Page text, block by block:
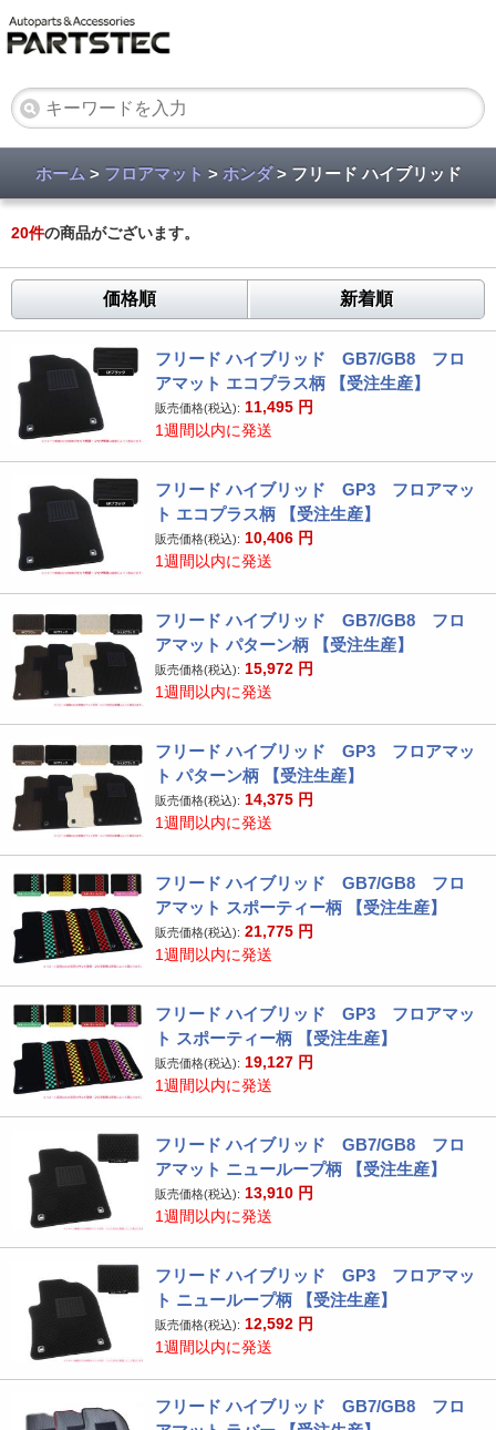
ホーム > フロアマット > ホンダ> フリード ハイブリッド
20件の商品がございます。
価格順 新着順
フリード ハイブリッド GB7/GB8 フロ
アマット エコプラス柄 【受注生産】
販売価格(税込): 11,495 円
1週間以内に発送
フリード ハイブリッド GP3 フロアマッ
ト エコプラス柄 【受注生産】
販売価格(税込): 10,406 円
1週間以内に発送
フリード ハイブリッド GB7/GB8 フロ
アマット パターン柄 【受注生産】
販売価格(税込): 15,972 円
1週間以内に発送
フリード ハイブリッド GP3 フロアマッ
ト パターン柄 【受注生産】
販売価格(税込): 14,375 円
1週間以内に発送
フリード ハイブリッド GB7/GB8 フロ
アマット スポーティー柄 【受注生産】
販売価格(税込): 21,775 円
1週間以内に発送
フリード ハイブリッド GP3 フロアマッ
ト スポーティー柄 【受注生産】
販売価格(税込): 19,127 円
1週間以内に発送
フリード ハイブリッド GB7/GB8 フロ
アマット ニューループ柄 【受注生産】
販売価格(税込): 13,910 円
1週間以内に発送
フリード ハイブリッド GP3 フロアマッ
ト ニューループ柄 【受注生産】
販売価格(税込): 12,592 円
1週間以内に発送
フリード ハイブリッド GB7/GB8 フロ